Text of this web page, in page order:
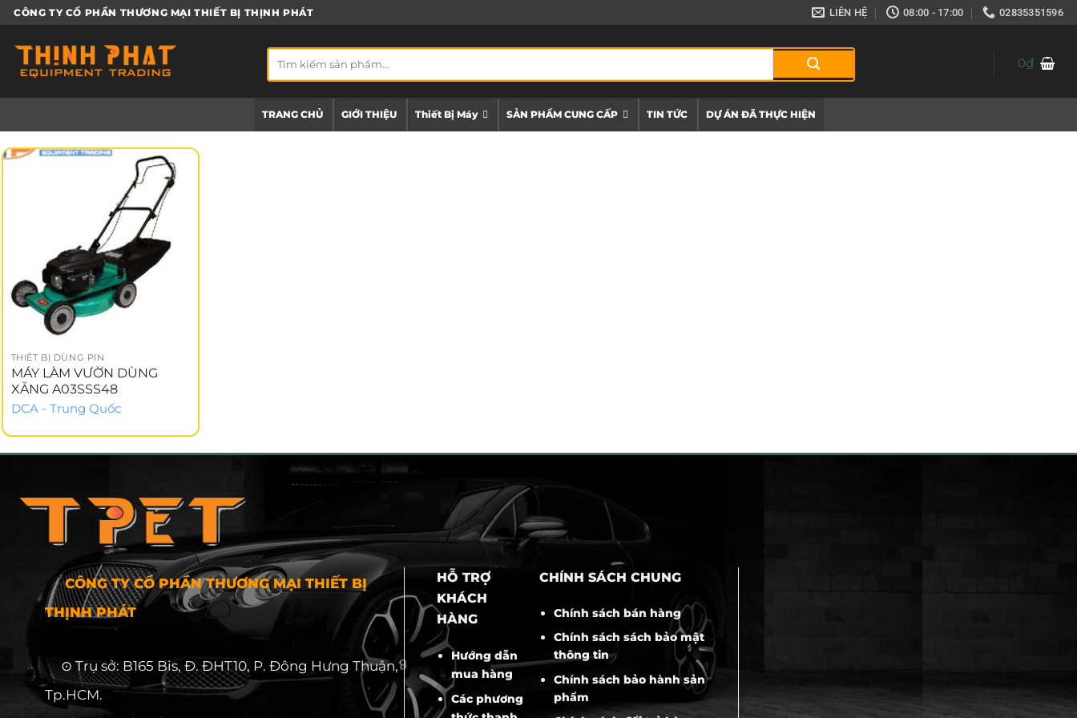
Bỏ
nội
dung
CÔNG TY CỔ PHẦN THƯƠNG MẠI THIẾT BỊ THỊNH PHÁT LIÊN HỆ 08:00 - 17:00 02835351596
kiếm:
0₫
TRANG CHỦ GIỚI THIỆU Thiết Bị Máy SẢN PHẨM CUNG CẤP TIN TỨC DỰ ÁN ĐÃ THỰC HIỆN
THIẾT BỊ DÙNG PIN
MÁY LÀM VƯỜN DÙNG
XĂNG A03SSS48
DCA - Trung Quốc
CÔNG TY CỔ PHẦN THƯƠNG MẠI THIẾT BỊ
THỊNH PHÁT
⊙ Trụ sở: B165 Bis, Đ. ĐHT10, P. Đông Hưng Thuận,
Tp.HCM.
HỖ TRỢ
KHÁCH
HÀNG
Hướng dẫn
mua hàng
Các phương
CHÍNH SÁCH CHUNG
Chính sách bán hàng
Chính sách sách bảo mật
thông tin
Chính sách bảo hành sản
phẩm